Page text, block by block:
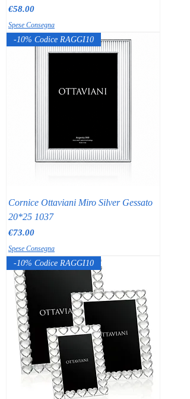
Price
€58.00
Spese Consegna
-10% Codice RAGGI10
Cornice Ottaviani Miro Silver Gessato
20*25 1037
Price
€73.00
Spese Consegna
-10% Codice RAGGI10